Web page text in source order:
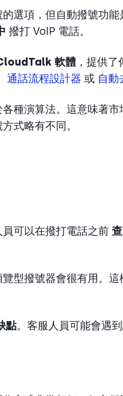
選項，但自動撥號功能
撥打 VoIP 電話。
軟體 ，提供
通話流程設計器 或 自動
種演算法。這意味著
式略有不同。
可以在撥打電話之前
型撥號器會很有用。
點。客服人員可能會遇